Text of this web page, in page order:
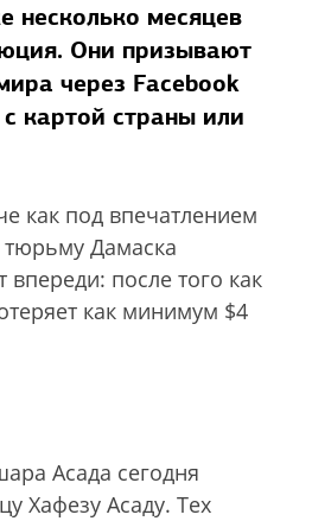
несколько месяцев
Они призывают
через Facebook
картой страны или
как под впечатлением
тюрьму Дамаска
после того как
как минимум $4
Асада сегодня
Хафезу Асаду. Тех